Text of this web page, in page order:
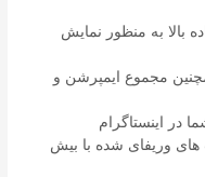
بالا به منظور نمایش
مجموع ایمپرشن و
در اینستاگرام
های وریفای شده با بیش